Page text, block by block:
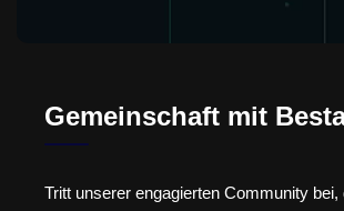
Gemeinschaft mit
Tritt unserer engagierten Community bei,